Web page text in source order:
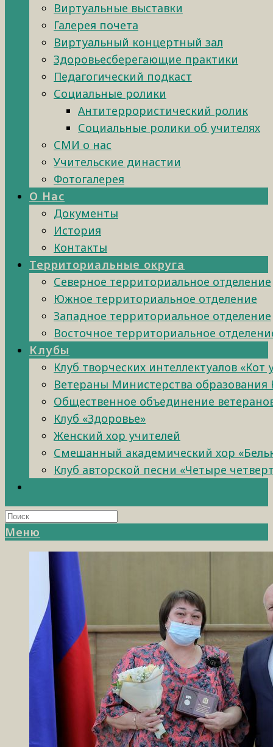
Виртуальные выставки
Галерея почета
Виртуальный концертный зал
Здоровьесберегающие практики
Педагогический подкаст
Социальные ролики
Антитеррористический ролик
Социальные ролики об учителях
СМИ о нас
Учительские династии
Фотогалерея
О Нас
Документы
История
Контакты
Территориальные округа
Северное территориальное отделение
Южное территориальное отделение
Западное территориальное отделение
Восточное территориальное
Клубы
Клуб творческих интеллектуалов «Кот
Ветераны Министерства образования
Общественное объединение
Клуб «Здоровье»
Женский хор учителей
Смешанный академический хор
Клуб авторской песни «Четыре
Меню